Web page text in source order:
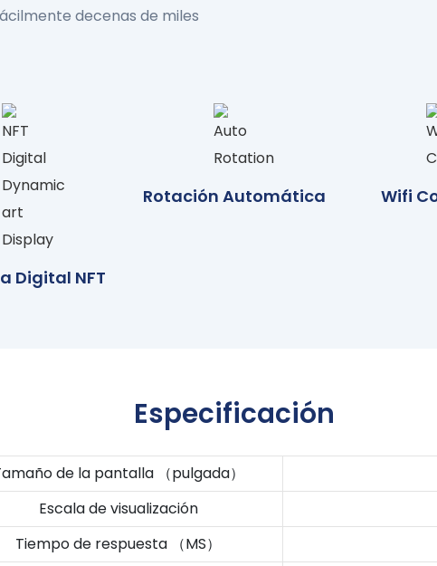
decenas de miles
Digital NFT
Rotación Automática Wifi
Especificación
de la pantalla （pulgada）
Escala de visualización
Tiempo de respuesta （MS）